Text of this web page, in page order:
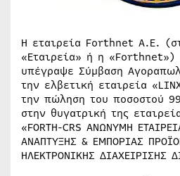
Η εταιρεία Forthnet A.Ε.
«Εταιρεία» ή η «Forthnet»)
υπέγραψε Σύμβαση
την ελβετική εταιρεία
την πώληση του ποσοστού
στην θυγατρική της
«FORTH-CRS ΑΝΩΝΥΜΗ
ΑΝΑΠΤΥΞΗΣ & ΕΜΠΟΡΙΑΣ
ΗΛΕΚΤΡΟΝΙΚΗΣ ΔΙΑΧΕΙΡΙΣΗΣ